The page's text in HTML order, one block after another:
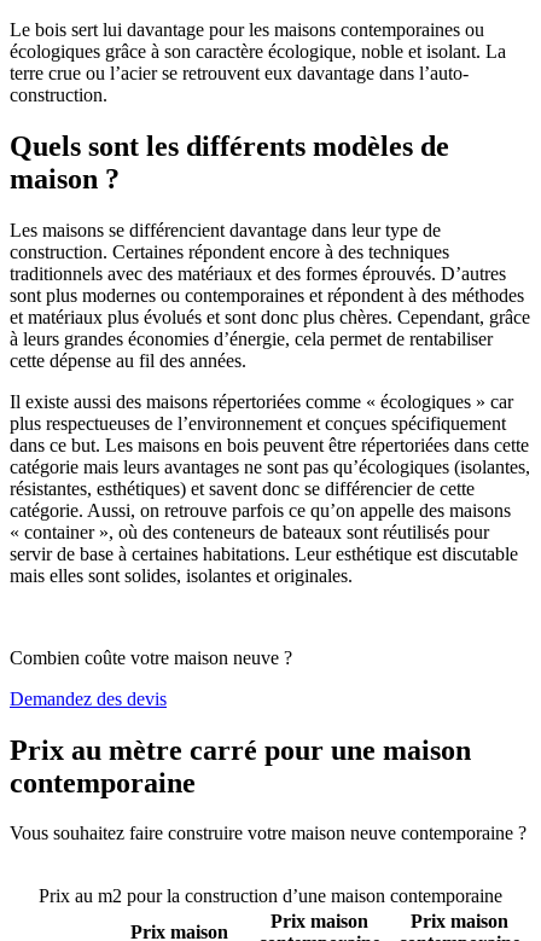
Le bois sert lui davantage pour les maisons contemporaines ou
écologiques grâce à son caractère écologique, noble et isolant. La
terre crue ou l’acier se retrouvent eux davantage dans l’auto-
construction.
Quels sont les différents modèles de
maison ?
Les maisons se différencient davantage dans leur type de
construction. Certaines répondent encore à des techniques
traditionnels avec des matériaux et des formes éprouvés. D’autres
sont plus modernes ou contemporaines et répondent à des méthodes
et matériaux plus évolués et sont donc plus chères. Cependant, grâce
à leurs grandes économies d’énergie, cela permet de rentabiliser
cette dépense au fil des années.
Il existe aussi des maisons répertoriées comme « écologiques » car
plus respectueuses de l’environnement et conçues spécifiquement
dans ce but. Les maisons en bois peuvent être répertoriées dans cette
catégorie mais leurs avantages ne sont pas qu’écologiques (isolantes,
résistantes, esthétiques) et savent donc se différencier de cette
catégorie. Aussi, on retrouve parfois ce qu’on appelle des maisons
« container », où des conteneurs de bateaux sont réutilisés pour
servir de base à certaines habitations. Leur esthétique est discutable
mais elles sont solides, isolantes et originales.
Combien coûte votre maison neuve ?
Demandez des devis
Prix au mètre carré pour une maison
contemporaine
Vous souhaitez faire construire votre maison neuve contemporaine ?
Prix au m2 pour la construction d’une maison contemporaine
Prix maison
Prix maison
Prix maison